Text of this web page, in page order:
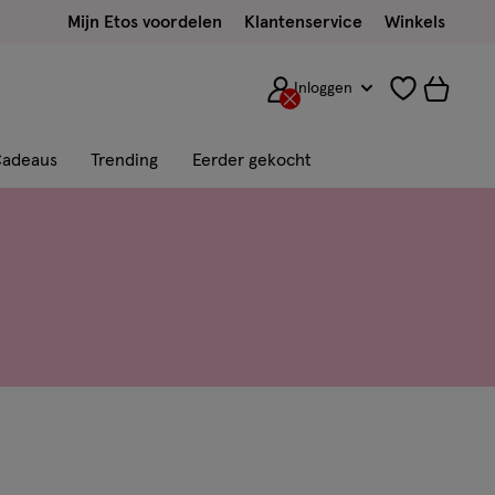
Mijn Etos voordelen Klantenservice Winkels
Inloggen
Trending Eerder gekocht